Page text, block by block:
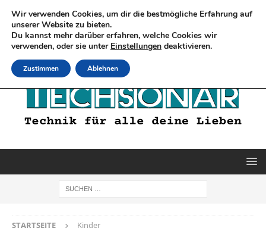
STARTSEITE Kinder
Wir verwenden Cookies, um dir die bestmögliche Erfahrung auf
unserer Website zu bieten.
Du kannst mehr darüber erfahren, welche Cookies wir
verwenden, oder sie unter Einstellungen deaktivieren.
Zustimmen Ablehnen